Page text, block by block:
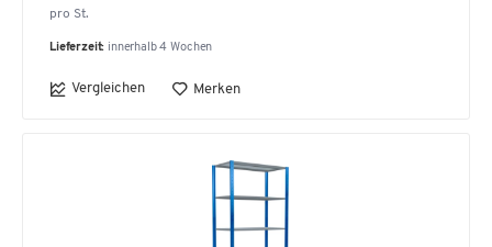
pro St.
Lieferzeit: innerhalb 4 Wochen
Vergleichen Merken